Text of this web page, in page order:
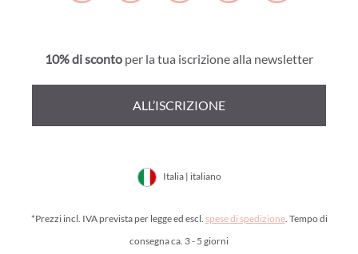
10% di sconto per la tua iscrizione alla newsletter
ALL’ISCRIZIONE
Italia | italiano
*Prezzi incl. IVA prevista per legge ed escl. spese di spedizione. Tempo di
consegna ca. 3 - 5 giorni